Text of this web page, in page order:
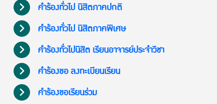
คำร้องทั่วไป นิสิตภาคปกติ
คำร้องทั่วไป นิสิตภาคพิเศษ
คำร้องทั่วไปนิสิต เรียนอาจารย์ประจำวิชา
คำร้องขอ ลงทะเบียนเรียน
คำร้องขอเรียนร่วม